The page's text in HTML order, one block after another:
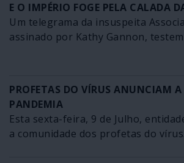
E O IMPÉRIO FOGE PELA CALADA
Um telegrama da insuspeita
assinado por Kathy Gannon,
PROFETAS DO VÍRUS ANUNCIAM
PANDEMIA
Esta sexta-feira, 9 de Julho,
a comunidade dos profetas do